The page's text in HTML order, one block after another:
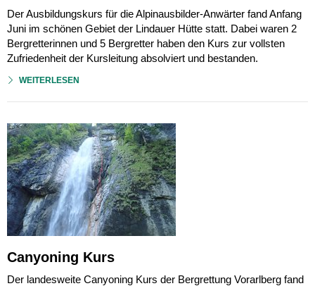
Der Ausbildungskurs für die Alpinausbilder-Anwärter fand Anfang
Juni im schönen Gebiet der Lindauer Hütte statt. Dabei waren 2
Bergretterinnen und 5 Bergretter haben den Kurs zur vollsten
Zufriedenheit der Kursleitung absolviert und bestanden.
WEITERLESEN
Canyoning Kurs
Der landesweite Canyoning Kurs der Bergrettung Vorarlberg fand